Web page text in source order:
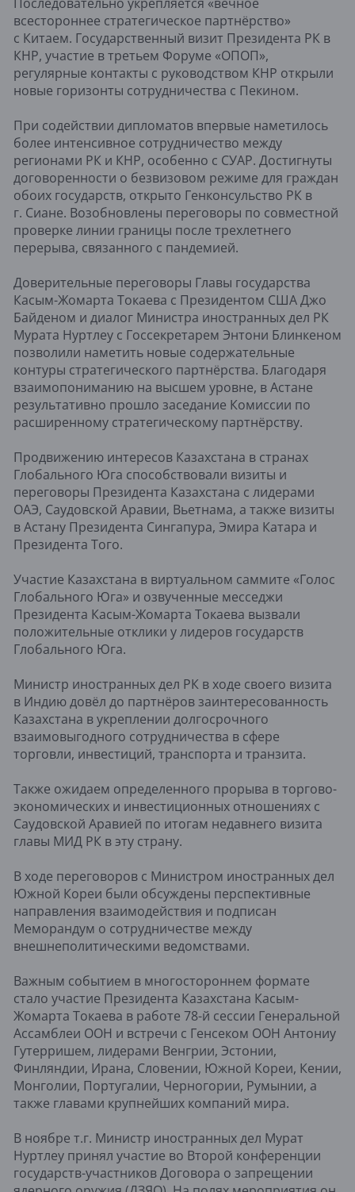
всестороннее стратегическое партнёрство»
с Китаем. Государственный визит Президента РК в
КНР, участие в третьем Форуме «ОПОП»,
регулярные контакты с руководством КНР открыли
новые горизонты сотрудничества с Пекином.
При содействии дипломатов впервые наметилось
более интенсивное сотрудничество между
регионами РК и КНР, особенно с СУАР. Достигнуты
договоренности о безвизовом режиме для граждан
обоих государств, открыто Генконсульство РК в
г. Сиане. Возобновлены переговоры по совместной
проверке линии границы после трехлетнего
перерыва, связанного с пандемией.
Доверительные переговоры Главы государства
Касым-Жомарта Токаева с Президентом США Джо
Байденом и диалог Министра иностранных дел РК
Мурата Нуртлеу с Госсекретарем Энтони Блинкеном
позволили наметить новые содержательные
контуры стратегического партнёрства. Благодаря
взаимопониманию на высшем уровне, в Астане
результативно прошло заседание Комиссии по
расширенному стратегическому партнёрству.
Продвижению интересов Казахстана в странах
Глобального Юга способствовали визиты и
переговоры Президента Казахстана с лидерами
ОАЭ, Саудовской Аравии, Вьетнама, а также визиты
в Астану Президента Сингапура, Эмира Катара и
Президента Того.
Участие Казахстана в виртуальном саммите «Голос
Глобального Юга» и озвученные месседжи
Президента Касым-Жомарта Токаева вызвали
положительные отклики у лидеров государств
Глобального Юга.
Министр иностранных дел РК в ходе своего визита
в Индию довёл до партнёров заинтересованность
Казахстана в укреплении долгосрочного
взаимовыгодного сотрудничества в сфере
торговли, инвестиций, транспорта и транзита.
Также ожидаем определенного прорыва в торгово-
экономических и инвестиционных отношениях с
Саудовской Аравией по итогам недавнего визита
главы МИД РК в эту страну.
В ходе переговоров с Министром иностранных дел
Южной Кореи были обсуждены перспективные
направления взаимодействия и подписан
Меморандум о сотрудничестве между
внешнеполитическими ведомствами.
Важным событием в многостороннем формате
стало участие Президента Казахстана Касым-
Жомарта Токаева в работе 78-й сессии Генеральной
Ассамблеи ООН и встречи с Генсеком ООН Антониу
Гутерришем, лидерами Венгрии, Эстонии,
Финляндии, Ирана, Словении, Южной Кореи, Кении,
Монголии, Португалии, Черногории, Румынии, а
также главами крупнейших компаний мира.
В ноябре т.г. Министр иностранных дел Мурат
Нуртлеу принял участие во Второй конференции
государств-участников Договора о запрещении